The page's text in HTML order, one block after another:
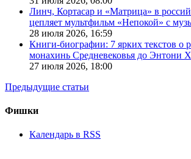
Линч, Кортасар и «Матрица» в
цепляет мультфильм «Непокой» с
28 июля 2026, 16:59
Книги-биографии: 7 ярких текстов о
монахинь Средневековья до Энтони
27 июля 2026, 18:00
Предыдущие статьи
Фишки
Календарь в RSS